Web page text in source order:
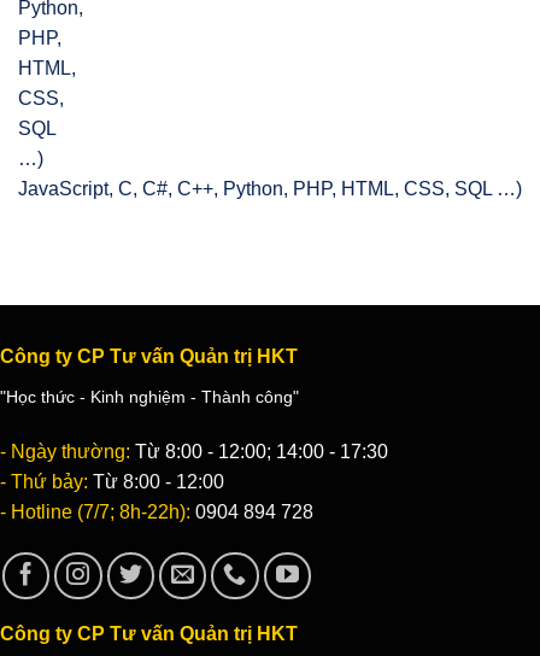
JavaScript, C, C#, C++, Python, PHP, HTML, CSS, SQL …)
Công ty CP Tư vấn Quản trị HKT
"Học thức - Kinh nghiệm - Thành công"
- Ngày thường: Từ 8:00 - 12:00; 14:00 - 17:30
- Thứ bảy: Từ 8:00 - 12:00
- Hotline (7/7; 8h-22h): 0904 894 728
Công ty CP Tư vấn Quản trị HKT